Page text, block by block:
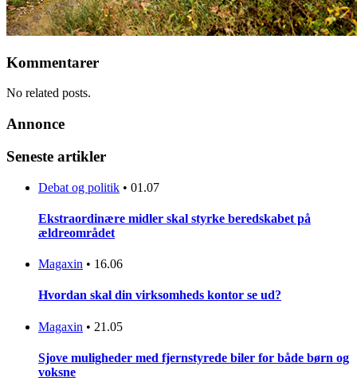
Kommentarer
No related posts.
Annonce
Seneste artikler
Debat og politik • 01.07
Ekstraordinære midler skal styrke beredskabet på
ældreområdet
Magaxin • 16.06
Hvordan skal din virksomheds kontor se ud?
Magaxin • 21.05
Sjove muligheder med fjernstyrede biler for både børn og
voksne